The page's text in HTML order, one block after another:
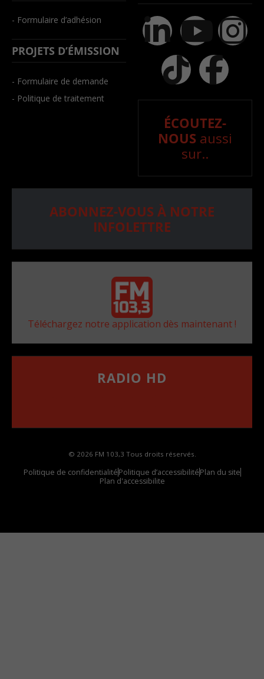
- Formulaire d’adhésion
PROJETS D’ÉMISSION
- Formulaire de demande
- Politique de traitement
ÉCOUTEZ-
NOUS aussi
sur..
ABONNEZ-VOUS À NOTRE
INFOLETTRE
Téléchargez notre application dès maintenant !
RADIO HD
© 2026 FM 103,3 Tous droits réservés.
Politique de confidentialitéPolitique d’accessibilitéPlan du site
Plan d'accessibilite